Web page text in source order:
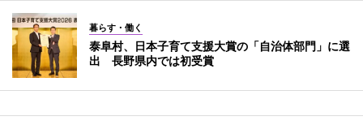
暮らす・働く
泰阜村、日本子育て支援大賞の「自治体部門」に選
出 長野県内では初受賞